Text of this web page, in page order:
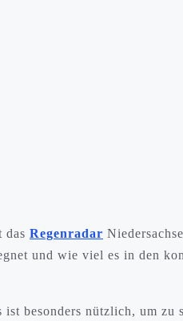
das Regenradar
und wie viel es in den
besonders nützlich, um zu